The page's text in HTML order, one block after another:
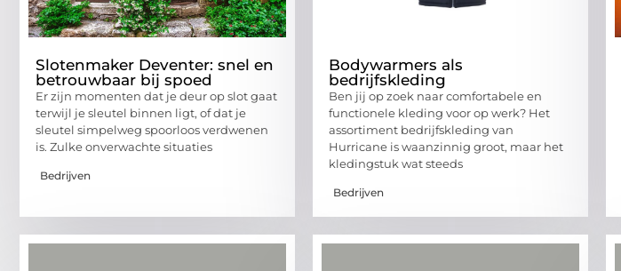
Slotenmaker Deventer: snel en
betrouwbaar bij spoed
Er zijn momenten dat je deur op slot gaat
terwijl je sleutel binnen ligt, of dat je
sleutel simpelweg spoorloos verdwenen
is. Zulke onverwachte situaties
Bedrijven
Bodywarmers als
bedrijfskleding
Ben jij op zoek naar comfortabele en
functionele kleding voor op werk? Het
assortiment bedrijfskleding van
Hurricane is waanzinnig groot, maar het
kledingstuk wat steeds
Bedrijven